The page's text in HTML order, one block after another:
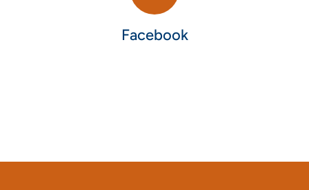
Facebook